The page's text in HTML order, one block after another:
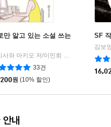
만 알고 있는 소설 쓰는
모리사와 아키오 저/이민희 역
21세기문화원
33건
원 (10% 할인)
SF
김보
내